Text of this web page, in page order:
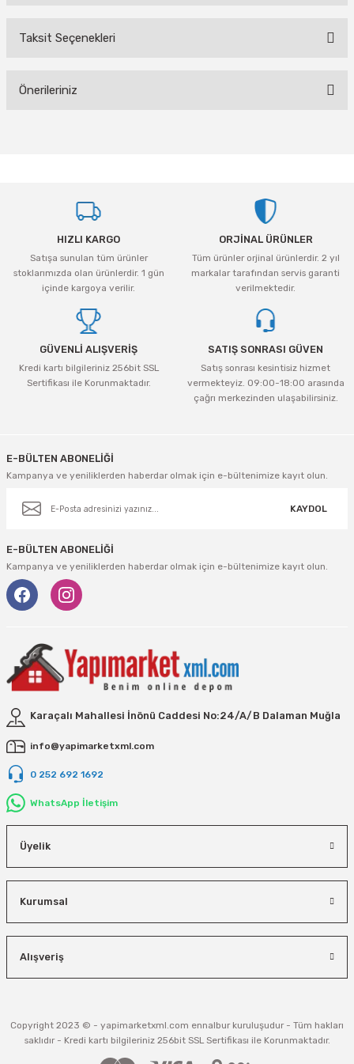
Taksit Seçenekleri
Önerileriniz
Ürün resmi kalitesiz, bozuk veya görüntülenemiyor.
Ürün açıklamasında eksik bilgiler bulunuyor.
Ürün bilgilerinde hatalar bulunuyor.
Ürün fiyatı diğer sitelerden daha pahalı.
Bu ürüne benzer farklı alternatifler olmalı.
HIZLI KARGO
Satışa sunulan tüm ürünler
stoklarımızda olan ürünlerdir. 1 gün
içinde kargoya verilir.
ORJİNAL ÜRÜNLER
Tüm ürünler orjinal ürünlerdir. 2 yıl
markalar tarafından servis garanti
verilmektedir.
GÜVENLİ ALIŞVERİŞ
Kredi kartı bilgileriniz 256bit SSL
Sertifikası ile Korunmaktadır.
SATIŞ SONRASI GÜVEN
Satış sonrası kesintisiz hizmet
vermekteyiz. 09:00-18:00 arasında
çağrı merkezinden ulaşabilirsiniz.
E-BÜLTEN ABONELİĞİ
Kampanya ve yeniliklerden haberdar olmak için e-bültenimize kayıt olun.
KAYDOL
E-BÜLTEN ABONELİĞİ
Kampanya ve yeniliklerden haberdar olmak için e-bültenimize kayıt olun.
Karaçalı Mahallesi İnönü Caddesi No:24/A/B Dalaman Muğla
info@yapimarketxml.com
0 252 692 1692
WhatsApp İletişim
Üyelik
Kurumsal
Alışveriş
Copyright 2023 © - yapimarketxml.com ennalbur kuruluşudur - Tüm hakları
saklıdır - Kredi kartı bilgileriniz 256bit SSL Sertifikası ile Korunmaktadır.